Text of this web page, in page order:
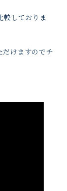
較しておりま
けますのでチ